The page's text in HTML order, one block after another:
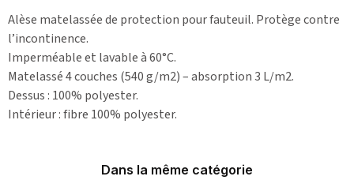
Alèse matelassée de protection pour fauteuil. Protège contre
l’incontinence.
Imperméable et lavable à 60°C.
Matelassé 4 couches (540 g/m2) – absorption 3 L/m2.
Dessus : 100% polyester.
Intérieur : fibre 100% polyester.
Dans la même catégorie